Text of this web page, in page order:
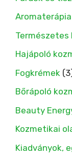
Aromaterápia
Hajápoló
Fogkrémek
Bőrápoló
Beauty
Kozmetikai
Kiadványok,